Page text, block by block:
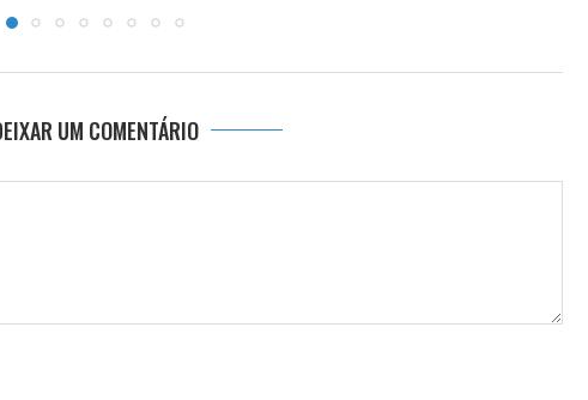
UM COMENTÁRIO